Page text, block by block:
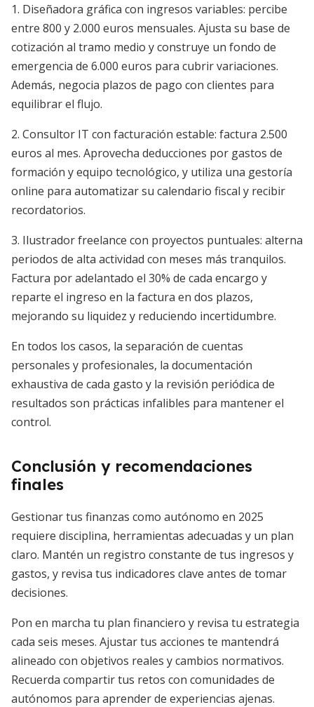
1. Diseñadora gráfica con ingresos variables: percibe
entre 800 y 2.000 euros mensuales. Ajusta su base de
cotización al tramo medio y construye un fondo de
emergencia de 6.000 euros para cubrir variaciones.
Además, negocia plazos de pago con clientes para
equilibrar el flujo.
2. Consultor IT con facturación estable: factura 2.500
euros al mes. Aprovecha deducciones por gastos de
formación y equipo tecnológico, y utiliza una gestoría
online para automatizar su calendario fiscal y recibir
recordatorios.
3. Ilustrador freelance con proyectos puntuales: alterna
periodos de alta actividad con meses más tranquilos.
Factura por adelantado el 30% de cada encargo y
reparte el ingreso en la factura en dos plazos,
mejorando su liquidez y reduciendo incertidumbre.
En todos los casos, la separación de cuentas
personales y profesionales, la documentación
exhaustiva de cada gasto y la revisión periódica de
resultados son prácticas infalibles para mantener el
control.
Conclusión y recomendaciones
finales
Gestionar tus finanzas como autónomo en 2025
requiere disciplina, herramientas adecuadas y un plan
claro. Mantén un registro constante de tus ingresos y
gastos, y revisa tus indicadores clave antes de tomar
decisiones.
Pon en marcha tu plan financiero y revisa tu estrategia
cada seis meses. Ajustar tus acciones te mantendrá
alineado con objetivos reales y cambios normativos.
Recuerda compartir tus retos con comunidades de
autónomos para aprender de experiencias ajenas.